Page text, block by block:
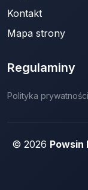
Kontakt
Mapa strony
Regulaminy
Polityka prywatności
© 2026 Powsin